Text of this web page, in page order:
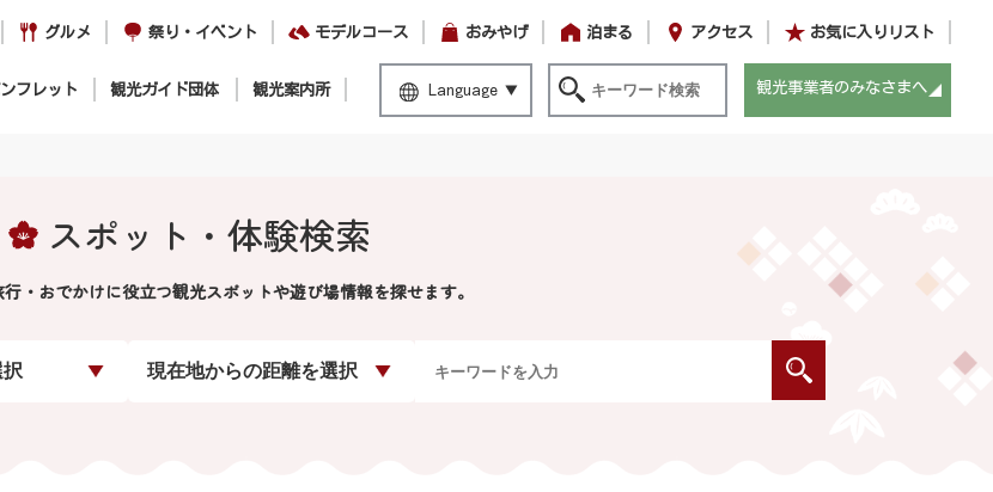
グルメ 祭り・イベント モデルコース おみやげ 泊まる アクセス お気に入りリスト
フレット 観光ガイド団体 観光案内所 Language 観光事業者のみなさまへ
スポット・体験検索
・おでかけに役立つ観光スポットや遊び場情報を探せます。
現在地からの距離を選択